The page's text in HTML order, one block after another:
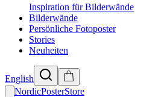
Inspiration für Bilderwände
Bilderwände
Persönliche Fotoposter
Stories
Neuheiten
English
NordicPosterStore